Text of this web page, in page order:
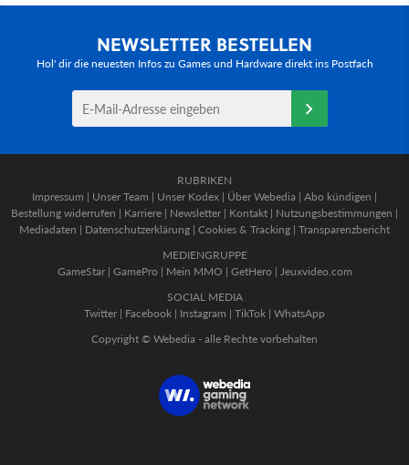
NEWSLETTER BESTELLEN
Hol' dir die neuesten Infos zu Games und Hardware direkt ins Postfach
RUBRIKEN
Impressum | Unser Team | Unser Kodex | Über Webedia | Abo kündigen |
Bestellung widerrufen | Karriere | Newsletter | Kontakt | Nutzungsbestimmungen |
Mediadaten | Datenschutzerklärung | Cookies & Tracking | Transparenzbericht
MEDIENGRUPPE
GameStar| GamePro | Mein MMO | GetHero | Jeuxvideo.com
SOCIAL MEDIA
Twitter | Facebook | Instagram | TikTok | WhatsApp
Copyright © Webedia - alle Rechte vorbehalten